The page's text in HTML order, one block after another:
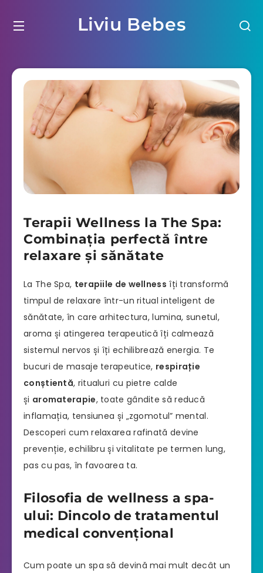
Liviu Bebes
Terapii Wellness la The Spa:
Combinația perfectă între
relaxare și sănătate
La The Spa, terapiile de wellness îți transformă
timpul de relaxare într-un ritual inteligent de
sănătate, în care arhitectura, lumina, sunetul,
aroma și atingerea terapeutică îți calmează
sistemul nervos și îți echilibrează energia. Te
bucuri de masaje terapeutice, respirație
conștientă, ritualuri cu pietre calde
și aromaterapie, toate gândite să reducă
inflamația, tensiunea și „zgomotul” mental.
Descoperi cum relaxarea rafinată devine
prevenție, echilibru și vitalitate pe termen lung,
pas cu pas, în favoarea ta.
Filosofia de wellness a spa-
ului: Dincolo de tratamentul
medical convențional
Cum poate un spa să devină mai mult decât un